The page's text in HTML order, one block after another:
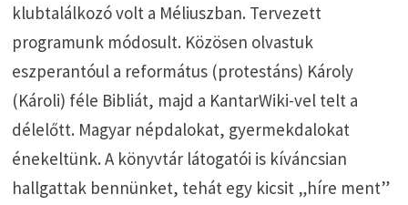
klubtalálkozó volt a Méliuszban. Tervezett
programunk módosult. Közösen olvastuk
eszperantóul a református (protestáns) Károly
(Károli) féle Bibliát, majd a KantarWiki-vel telt a
délelőtt. Magyar népdalokat, gyermekdalokat
énekeltünk. A könyvtár látogatói is kíváncsian
hallgattak bennünket, tehát egy kicsit „híre ment”